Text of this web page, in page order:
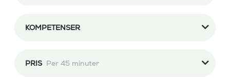
KOMPETENSER
PRIS Per 45 minuter